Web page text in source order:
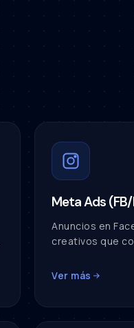
Meta Ads
Anuncios en
creativos que
Ver más